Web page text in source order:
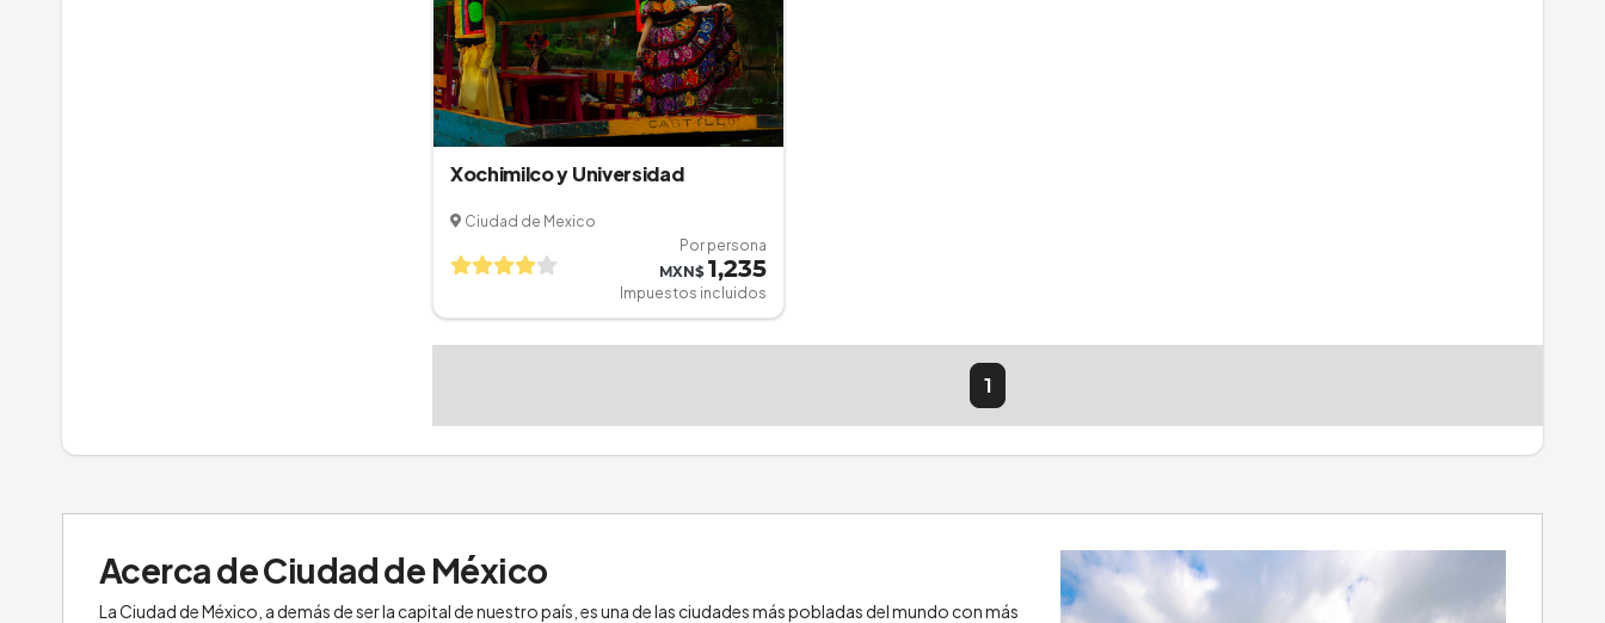
Xochimilco y Universidad
Ciudad de Mexico
Por persona
MXN$ 1,235
Impuestos incluidos
1
Acerca de Ciudad de México
La Ciudad de México, a demás de ser la capital de nuestro país, es una de las ciudades más pobladas del mundo con más